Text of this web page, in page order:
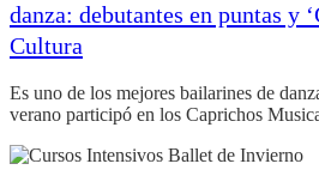
danza: debutantes en puntas y
Cultura
Es uno de los mejores bailarines de
verano participó en los Caprichos